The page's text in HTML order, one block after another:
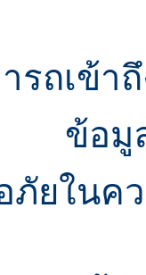
รถเข้า
ข้อมู
ภัยในค